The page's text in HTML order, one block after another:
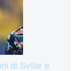
di Svilar e